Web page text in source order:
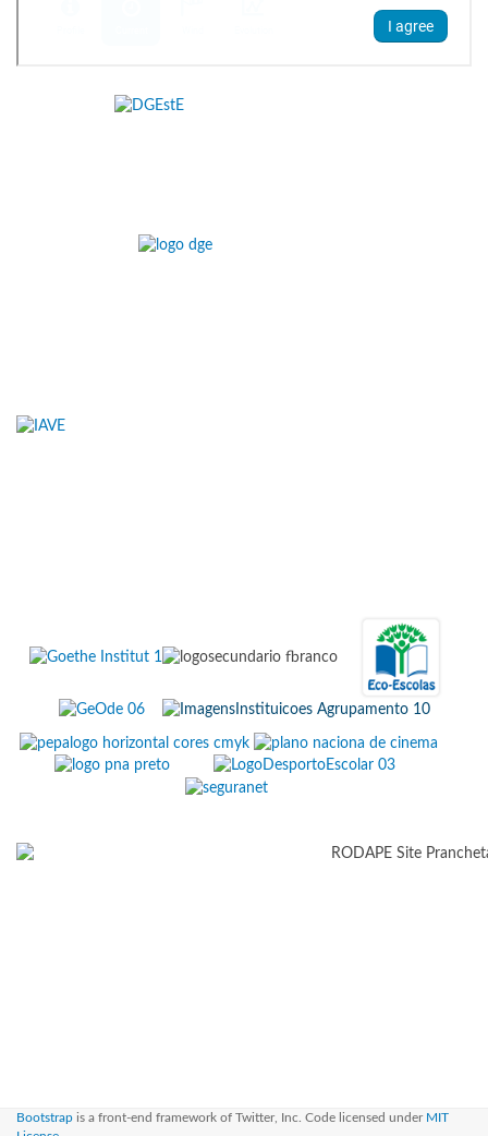
Bootstrap is a front-end framework of Twitter, Inc. Code licensed under MIT